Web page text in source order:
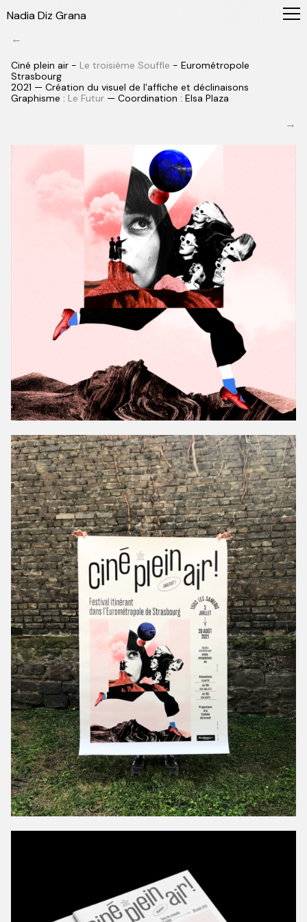
←
Ciné plein air - Le troisième Souffle - Eurométropole
Strasbourg
2021 — Création du visuel de l'affiche et déclinaisons
Graphisme : Le Futur— Coordination : Elsa Plaza
→
Nadia Diz Grana